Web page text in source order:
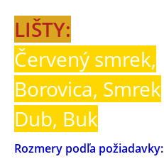
LIŠTY:
Červený smrek,
Borovica, Smrek
Dub, Buk
Rozmery podľa požiadavky: